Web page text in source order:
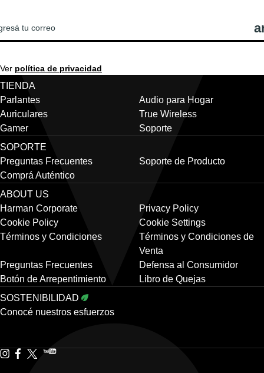
Ver política de privacidad
TIENDA
Parlantes
Audio para Hogar
Auriculares
True Wireless
Gamer
Soporte
SOPORTE
Preguntas Frecuentes
Soporte de Producto
Comprá Auténtico
ABOUT US
Harman Corporate
Privacy Policy
Cookie Policy
Cookie Settings
Términos y Condiciones
Términos y Condiciones de
Venta
Preguntas Frecuentes
Defensa al Consumidor
Botón de Arrepentimiento
Libro de Quejas
SOSTENIBILIDAD
Conocé nuestros esfuerzos